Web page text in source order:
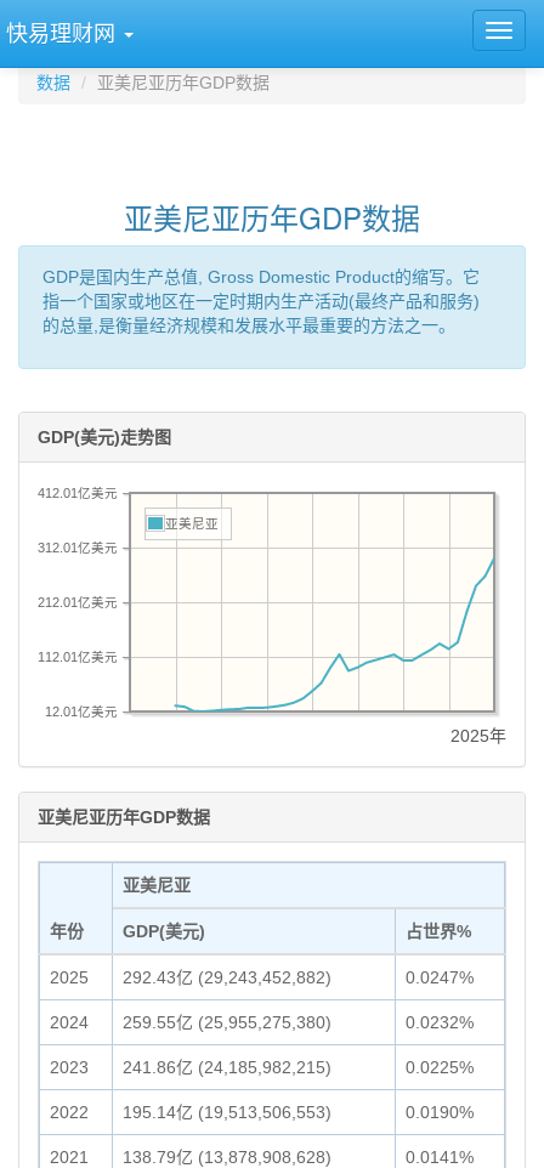
快易理财网
数据 亚美尼亚历年GDP数据
亚美尼亚历年GDP数据
GDP是国内生产总值, Gross Domestic Product的缩写。它
指一个国家或地区在一定时期内生产活动(最终产品和服务)
的总量,是衡量经济规模和发展水平最重要的方法之一。
GDP(美元)走势图
12.01亿美元
112.01亿美元
212.01亿美元
312.01亿美元
412.01亿美元
亚美尼亚
2025年
亚美尼亚历年GDP数据
年份
亚美尼亚
GDP(美元) 占世界%
2025 292.43亿 (29,243,452,882) 0.0247%
2024 259.55亿 (25,955,275,380) 0.0232%
2023 241.86亿 (24,185,982,215) 0.0225%
2022 195.14亿 (19,513,506,553) 0.0190%
2021 138.79亿 (13,878,908,628) 0.0141%